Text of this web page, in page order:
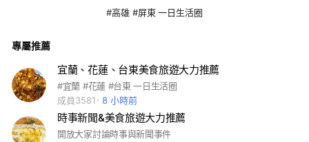
#高雄 #屏東 一日生活圈
專屬推薦
宜蘭、花蓮、台東美食旅遊大力推薦
#宜蘭 #花蓮 #台東 一日生活圈
成員3581
8 小時前
時事新聞&美食旅遊大力推薦
開放大家討論時事與新聞事件